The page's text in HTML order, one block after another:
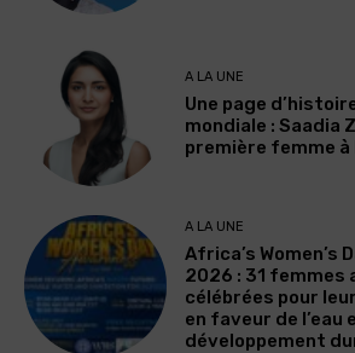
A LA UNE
Une page
mondiale : Saadia
première femme à
A LA UNE
Africa’s Women’s
2026 : 31 femmes
célébrées pour
en faveur de l’eau
développement